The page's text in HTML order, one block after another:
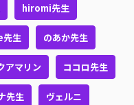
hiromi先生
生 のあか先生
アマリン ココロ先生
先生 ヴェルニ